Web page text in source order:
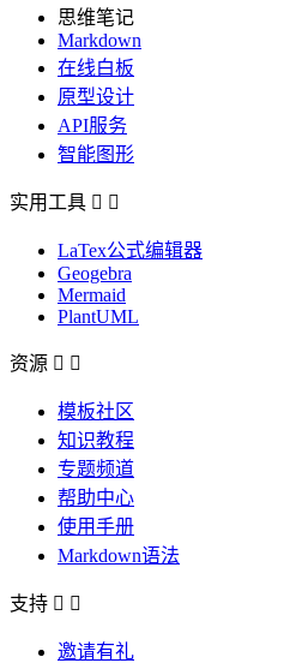
思维笔记
Markdown
在线白板
原型设计
API服务
智能图形
实用工具  
LaTex公式编辑器
Geogebra
Mermaid
PlantUML
资源  
模板社区
知识教程
专题频道
帮助中心
使用手册
Markdown语法
支持  
邀请有礼